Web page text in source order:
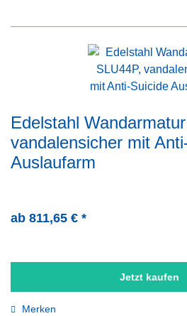
Edelstahl
vandalensicher mit
Auslaufarm
ab 811,65 € *
Jetzt kaufen
Merken